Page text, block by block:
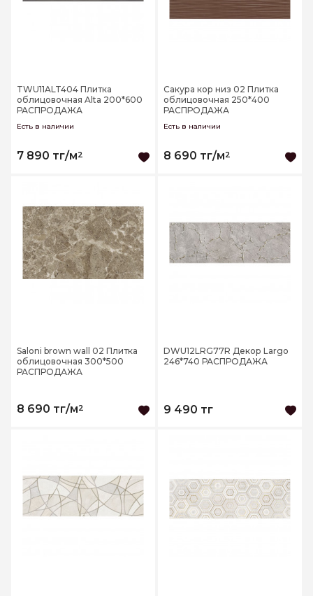
TWU11ALT404 Плитка
облицовочная Alta 200*600
РАСПРОДАЖА
Есть в наличии
7 890 тг/м2
Сакура кор низ 02 Плитка
облицовочная 250*400
РАСПРОДАЖА
Есть в наличии
8 690 тг/м2
Saloni brown wall 02 Плитка
облицовочная 300*500
РАСПРОДАЖА
8 690 тг/м2
DWU12LRG77R Декор Largo
246*740 РАСПРОДАЖА
9 490 тг